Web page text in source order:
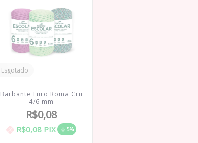
Esgotado
Barbante Euro Roma Cru
4/6 mm
R$0,08
R$0,08 PIX 5%